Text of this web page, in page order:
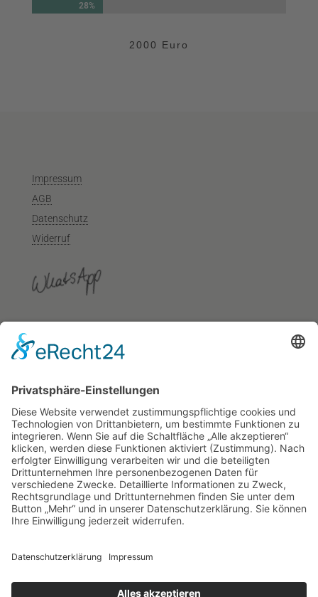
28%
28%
2000 Euro
Impressum
AGB
Datenschutz
Widerruf
WERBUNG UND MARKETING VON ANNA
DIVERSSENSIBILITÄT